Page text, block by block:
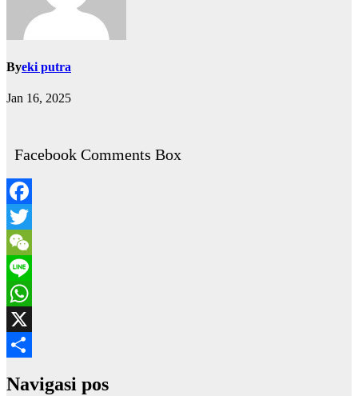
Byeki putra
Jan 16, 2025
Facebook Comments Box
Facebook
Twitter
WeChat
Line
WhatsApp
X
Navigasi pos